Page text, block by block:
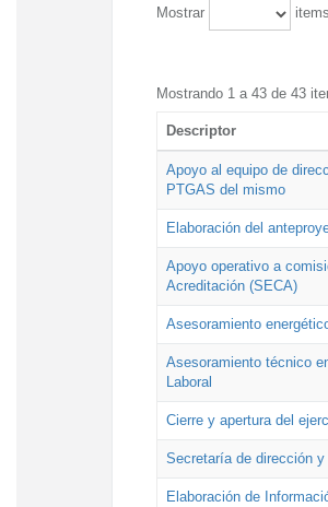
Mostrar
Mostrando 1 a 43 de 43
Descriptor
Apoyo al equipo de
PTGAS del mismo
Elaboración del
Apoyo operativo a
Acreditación (SECA)
Asesoramiento
Asesoramiento técnico
Laboral
Cierre y apertura del
Secretaría de dirección
Elaboración de